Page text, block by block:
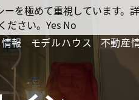
報 モデルハウス 不動産
を極めて重視しています
ださい。 Yes No